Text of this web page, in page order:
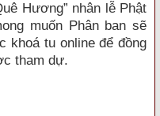
Hương” nhân lễ Phật
muốn Phân ban sẽ
khoá tu online để đồng
tham dự.